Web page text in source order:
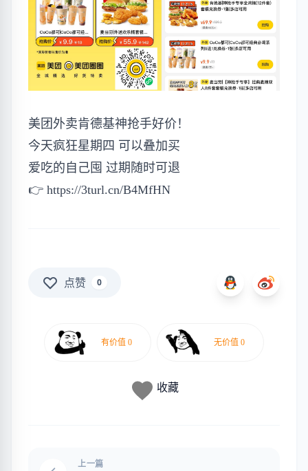
美团外卖肯德基神抢手好价！
今天疯狂星期四 可以叠加买
爱吃的自己囤 过期随时可退
👉 https://3turl.cn/B4MfHN
点赞 0
收藏
上一篇